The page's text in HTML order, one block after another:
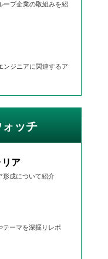
ープ企業の取組みを紹
ンジニアに関連するア
ッチ
リア
形成について紹介
テーマを深掘りレポ